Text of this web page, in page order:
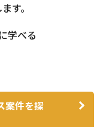
す。
学べる
案件を探